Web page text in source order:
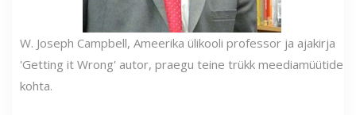
W. Joseph Campbell, Ameerika ülikooli professor ja ajakirja
'Getting it Wrong' autor, praegu teine ​​trükk meediamüütide
kohta.